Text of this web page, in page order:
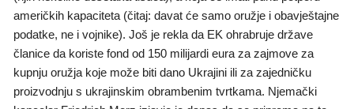
američkih kapaciteta (čitaj: davat će samo oružje i obavještajne
podatke, ne i vojnike). Još je rekla da EK ohrabruje države
članice da koriste fond od 150 milijardi eura za zajmove za
kupnju oružja koje može biti dano Ukrajini ili za zajedničku
proizvodnju s ukrajinskim obrambenim tvrtkama. Njemački